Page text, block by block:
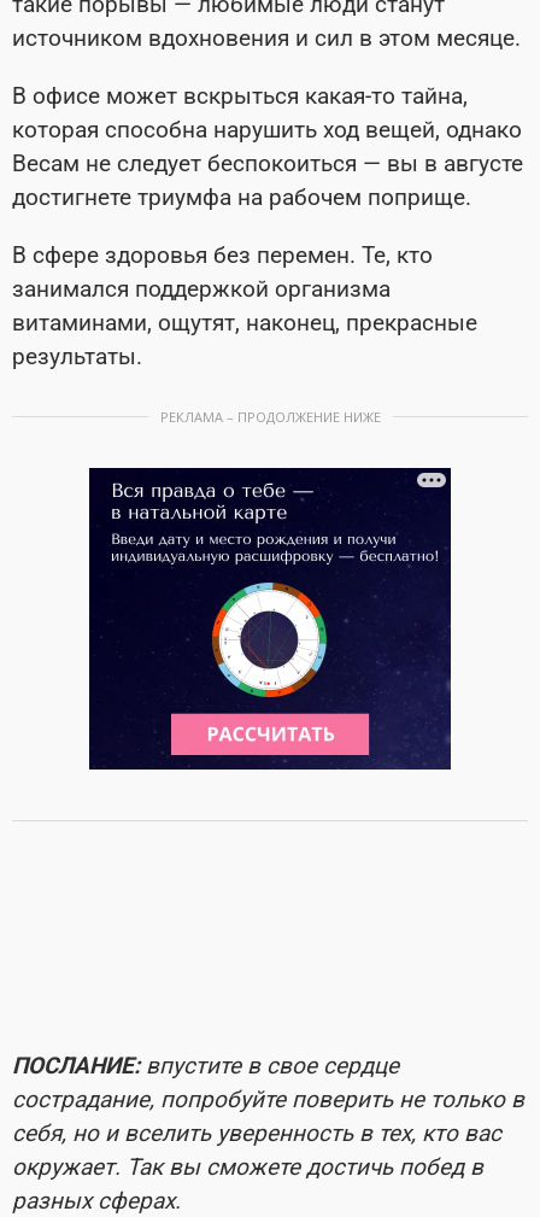
источником вдохновения и сил в этом месяце.
В офисе может вскрыться какая-то тайна,
которая способна нарушить ход вещей, однако
Весам не следует беспокоиться — вы в августе
достигнете триумфа на рабочем поприще.
В сфере здоровья без перемен. Те, кто
занимался поддержкой организма
витаминами, ощутят, наконец, прекрасные
результаты.
РЕКЛАМА – ПРОДОЛЖЕНИЕ НИЖЕ
ПОСЛАНИЕ:впустите в свое сердце
сострадание, попробуйте поверить не только в
себя, но и вселить уверенность в тех, кто вас
окружает. Так вы сможете достичь побед в
разных сферах.